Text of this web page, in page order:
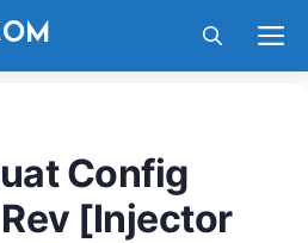
Config
[Injector